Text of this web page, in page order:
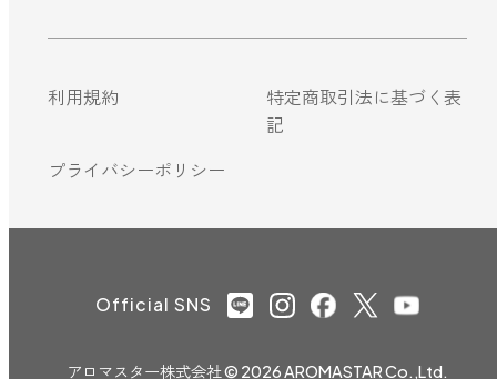
利用規約
特定商取引法に基づく表
記
プライバシーポリシー
Official SNS
アロマスター株式会社© 2026 AROMASTAR Co.,Ltd.